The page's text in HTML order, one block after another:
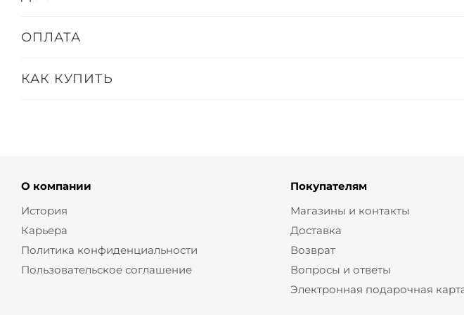
ОПЛАТА
КАК КУПИТЬ
О компании
История
Карьера
Политика конфиденциальности
Пользовательское соглашение
Покупателям
Магазины и контакты
Доставка
Возврат
Вопросы и ответы
Электронная подарочная